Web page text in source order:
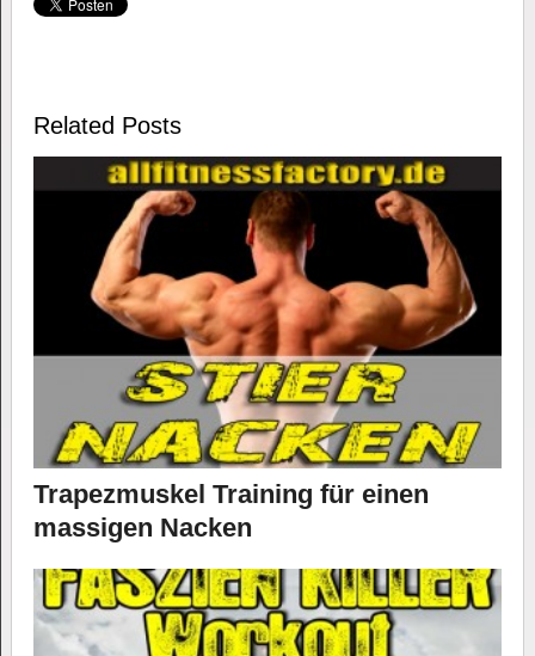
Related Posts
Trapezmuskel Training für einen
massigen Nacken